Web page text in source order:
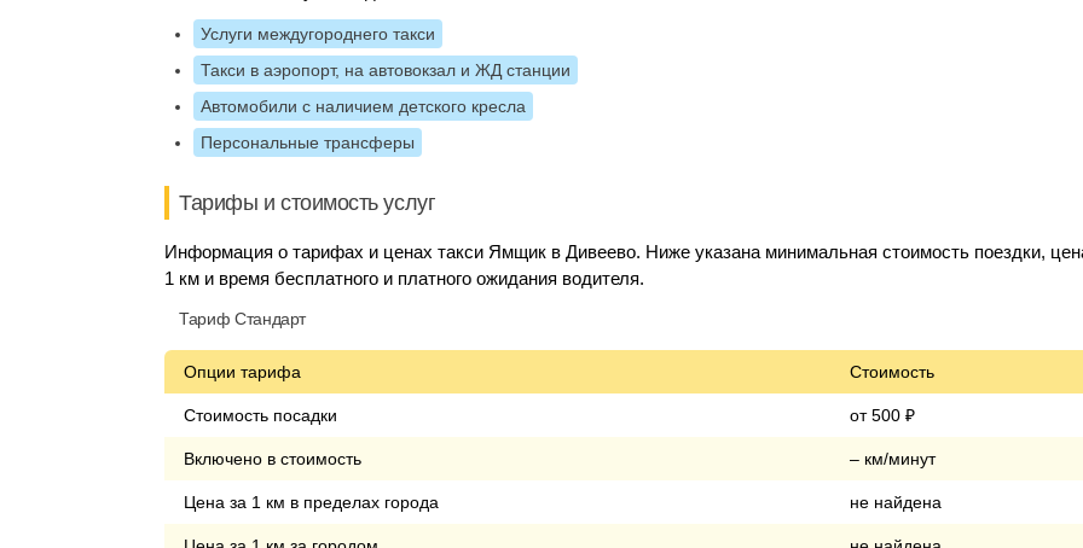
Услуги междугороднего такси
Такси в аэропорт, на автовокзал и ЖД станции
Автомобили с наличием детского кресла
Персональные трансферы
Тарифы и стоимость услуг
Информация о тарифах и ценах такси Ямщик в Дивеево. Ниже указана минимальная стоимость поездки,
1 км и время бесплатного и платного ожидания водителя.
Тариф Стандарт
Опции тарифа Стоимость
Стоимость посадки от 500 ₽
Включено в стоимость – км/минут
Цена за 1 км в пределах города не найдена